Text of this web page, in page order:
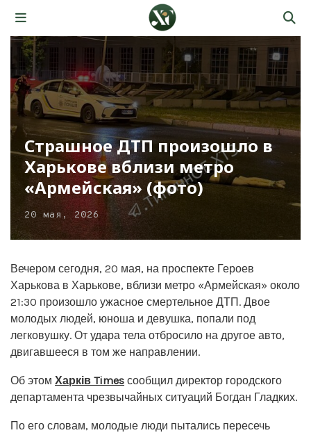
Страшное ДТП произошло в
Харькове вблизи метро
«Армейская» (фото)
20 мая, 2026
Вечером сегодня, 20 мая, на проспекте Героев
Харькова в Харькове, вблизи метро «Армейская» около
21:30 произошло ужасное смертельное ДТП. Двое
молодых людей, юноша и девушка, попали под
легковушку. От удара тела отбросило на другое авто,
двигавшееся в том же направлении.
Об этом Харків Times сообщил директор городского
департамента чрезвычайных ситуаций Богдан Гладких.
По его словам, молодые люди пытались пересечь